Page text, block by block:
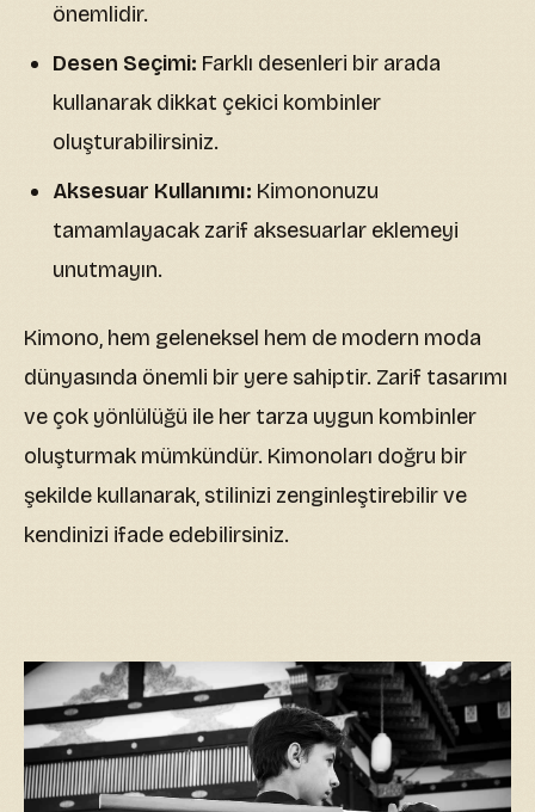
önemlidir.
Desen Seçimi: Farklı desenleri bir arada
kullanarak dikkat çekici kombinler
oluşturabilirsiniz.
Aksesuar Kullanımı: Kimononuzu
tamamlayacak zarif aksesuarlar eklemeyi
unutmayın.
Kimono, hem geleneksel hem de modern moda
dünyasında önemli bir yere sahiptir. Zarif tasarımı
ve çok yönlülüğü ile her tarza uygun kombinler
oluşturmak mümkündür. Kimonoları doğru bir
şekilde kullanarak, stilinizi zenginleştirebilir ve
kendinizi ifade edebilirsiniz.